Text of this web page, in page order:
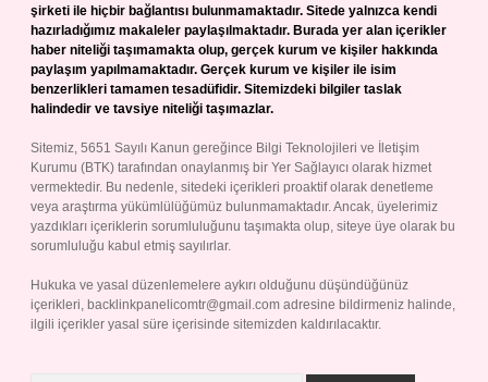
şirketi ile hiçbir bağlantısı bulunmamaktadır. Sitede yalnızca kendi
hazırladığımız makaleler paylaşılmaktadır. Burada yer alan içerikler
haber niteliği taşımamakta olup, gerçek kurum ve kişiler hakkında
paylaşım yapılmamaktadır. Gerçek kurum ve kişiler ile isim
benzerlikleri tamamen tesadüfidir. Sitemizdeki bilgiler taslak
halindedir ve tavsiye niteliği taşımazlar.
Sitemiz, 5651 Sayılı Kanun gereğince Bilgi Teknolojileri ve İletişim
Kurumu (BTK) tarafından onaylanmış bir Yer Sağlayıcı olarak hizmet
vermektedir. Bu nedenle, sitedeki içerikleri proaktif olarak denetleme
veya araştırma yükümlülüğümüz bulunmamaktadır. Ancak, üyelerimiz
yazdıkları içeriklerin sorumluluğunu taşımakta olup, siteye üye olarak bu
sorumluluğu kabul etmiş sayılırlar.
Hukuka ve yasal düzenlemelere aykırı olduğunu düşündüğünüz
içerikleri, backlinkpanelicomtr@gmail.com adresine bildirmeniz halinde,
ilgili içerikler yasal süre içerisinde sitemizden kaldırılacaktır.